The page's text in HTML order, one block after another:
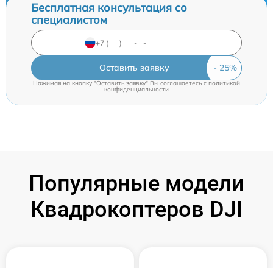
Бесплатная консультация со
специалистом
Оставить заявку
Нажимая на кнопку "Оставить заявку" Вы соглашаетесь c политикой
конфиденциальности
Популярные модели
Квадрокоптеров DJI